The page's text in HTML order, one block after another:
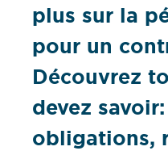
plus sur la
pour un
Découvrez
devez
obligations,